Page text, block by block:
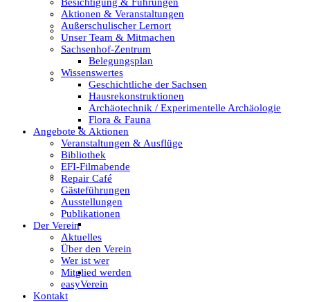
Unser Team & Mitmachen
Sachsenhof-Zentrum
Belegungsplan
Wissenswertes
Hausrekonstruktionen
Aktionen & Veranstaltungen
Außerschulischer Lernort
Unser Team & Mitmachen
Sachsenhof-Zentrum
Belegungsplan
Wissenswertes
Geschichtliche der Sachsen
Hausrekonstruktionen
Archäotechnik / Experimentelle Archäologie
Flora & Fauna
Angebote & Aktionen
Veranstaltungen & Ausflüge
Bibliothek
EFI-Filmabende
Repair Café
Gästeführungen
Ausstellungen
Publikationen
Der Verein
Aktuelles
Über den Verein
Wer ist wer
Mitglied werden
easyVerein
Kontakt